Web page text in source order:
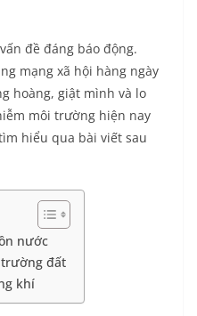
đề đáng báo động.
mạng xã hội hàng ngày
hoàng, giật mình và lo
môi trường hiện nay
hiểu qua bài viết sau
nước
đất
khí